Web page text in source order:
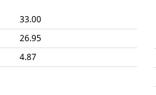
33.00
26.95
4.87